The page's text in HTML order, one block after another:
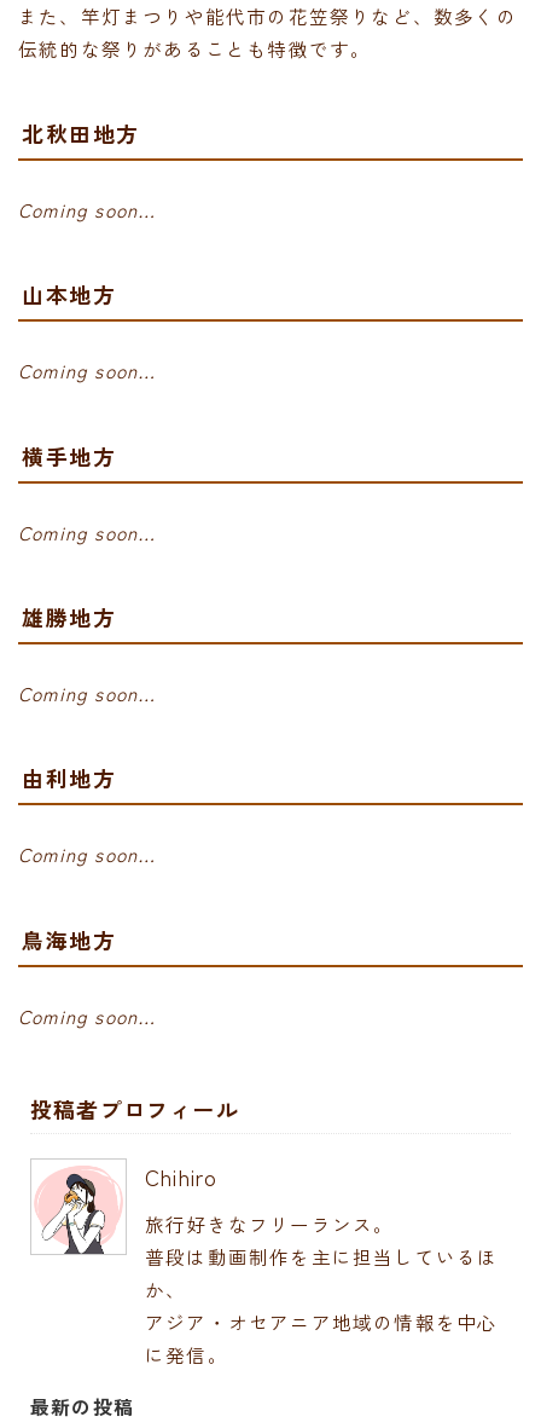
また、竿灯まつりや能代市の花笠祭りなど、数多くの
伝統的な祭りがあることも特徴です。
北秋田地方
Coming soon…
山本地方
Coming soon…
横手地方
Coming soon…
雄勝地方
Coming soon…
由利地方
Coming soon…
鳥海地方
Coming soon…
投稿者プロフィール
Chihiro
旅行好きなフリーランス。
普段は動画制作を主に担当しているほ
か、
アジア・オセアニア地域の情報を中心
に発信。
最新の投稿